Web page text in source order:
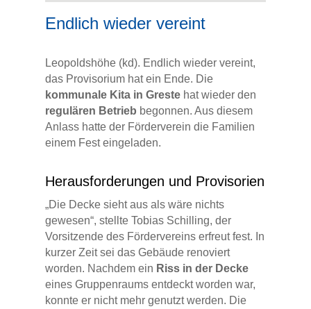
Endlich wieder vereint
Leopoldshöhe (kd). Endlich wieder vereint,
das Provisorium hat ein Ende. Die
kommunale Kita in Grestehat wieder den
regulären Betrieb begonnen. Aus diesem
Anlass hatte der Förderverein die Familien
einem Fest eingeladen.
Herausforderungen und Provisorien
„Die Decke sieht aus als wäre nichts
gewesen“, stellte Tobias Schilling, der
Vorsitzende des Fördervereins erfreut fest. In
kurzer Zeit sei das Gebäude renoviert
worden. Nachdem ein Riss in der Decke
eines Gruppenraums entdeckt worden war,
konnte er nicht mehr genutzt werden. Die